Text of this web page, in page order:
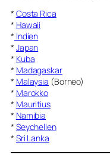
* Costa Rica
* Hawaii
* Indien
* Japan
* Kuba
* Madagaskar
* Malaysia (Borneo)
* Marokko
* Mauritius
* Namibia
* Seychellen
* Sri Lanka